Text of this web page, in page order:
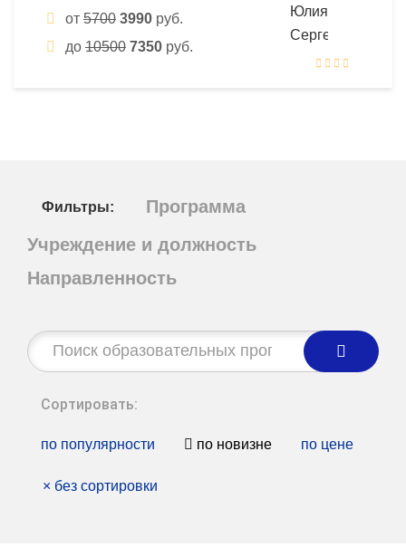
от 5700 3990 руб.
до 10500 7350 руб.
Фильтры:
Программа
Учреждение и должность
Направленность
Строка
поиска:
Сортировать:
по популярности по новизне по цене
× без сортировки